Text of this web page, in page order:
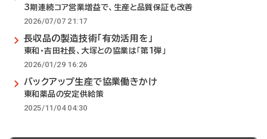
3期連続コア営業増益で、生産と品質保証も改善
2026/07/07 21:17
長収品の製造技術「有効活用を」
東和・吉田社長、大塚との協業は「第1弾」
2026/01/29 16:26
バックアップ生産で協業働きかけ
東和薬品の安定供給策
2025/11/04 04:30